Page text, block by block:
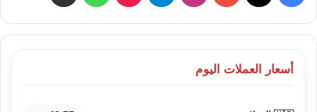
أسعار العملات اليوم